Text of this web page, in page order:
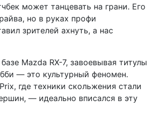
может танцевать на грани. Его
но в руках профи
зрителей ахнуть, а нас
Mazda RX-7, завоевывая титулы
— это культурный феномен.
где техники скольжения стали
— идеально вписался в эту